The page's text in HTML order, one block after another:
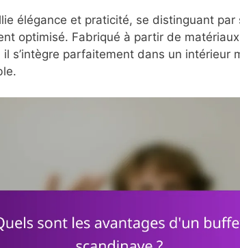
élégance et praticité, se distinguant par
optimisé. Fabriqué à partir de
s’intègre parfaitement dans un intérieur